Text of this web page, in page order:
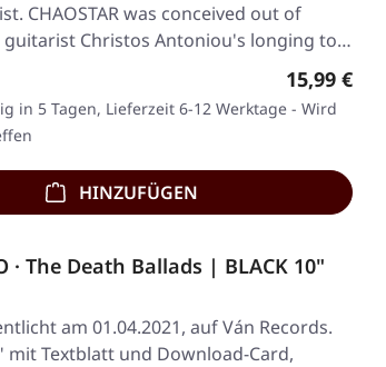
CHAOSTAR was conceived out of
guitarist Christos Antoniou's longing to…
Regulärer
15,99 €
in 5 Tagen, Lieferzeit 6-12 Werktage - Wird
HINZUFÜGEN
· The Death Ballads | BLACK 10"
am 01.04.2021, auf Ván Records.
mit Textblatt und Download-Card,